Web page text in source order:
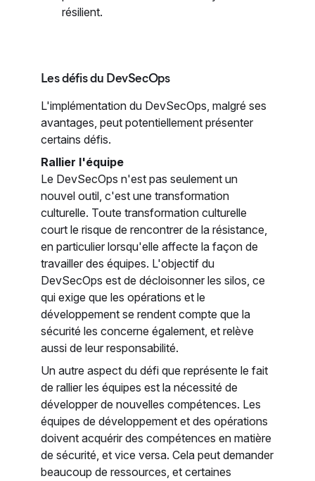
résilient.
Les défis du DevSecOps
L'implémentation du DevSecOps, malgré ses
avantages, peut potentiellement présenter
certains défis.
Rallier l'équipe
Le DevSecOps n'est pas seulement un
nouvel outil, c'est une transformation
culturelle. Toute transformation culturelle
court le risque de rencontrer de la résistance,
en particulier lorsqu'elle affecte la façon de
travailler des équipes. L'objectif du
DevSecOps est de décloisonner les silos, ce
qui exige que les opérations et le
développement se rendent compte que la
sécurité les concerne également, et relève
aussi de leur responsabilité.
Un autre aspect du défi que représente le fait
de rallier les équipes est la nécessité de
développer de nouvelles compétences. Les
équipes de développement et des opérations
doivent acquérir des compétences en matière
de sécurité, et vice versa. Cela peut demander
beaucoup de ressources, et certaines